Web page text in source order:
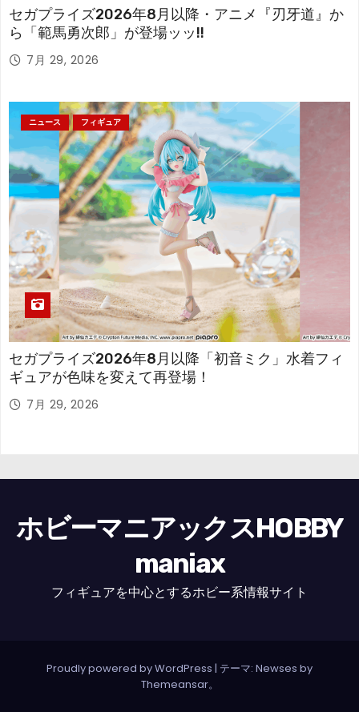
セガプライズ2026年8月以降・アニメ『刃牙道』か
ら「範馬勇次郎」が登場ッッ!!
7月 29, 2026
ニュース フィギュア
セガプライズ2026年8月以降「初音ミク」水着フィ
ギュアが色味を変えて再登場！
7月 29, 2026
ホビーマニアックスHOBBY
maniax
フィギュアを中心とするホビー系情報サイト
Proudly powered by WordPress | テーマ: Newses by
Themeansar。